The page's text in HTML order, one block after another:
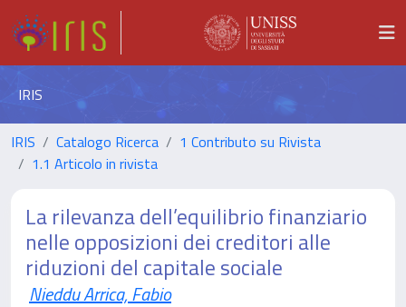
IRIS
IRIS Catalogo Ricerca
1 Contributo su Rivista
1.1 Articolo in rivista
La rilevanza dell’equilibrio finanziario
nelle opposizioni dei creditori alle
riduzioni del capitale sociale
Nieddu Arrica, Fabio